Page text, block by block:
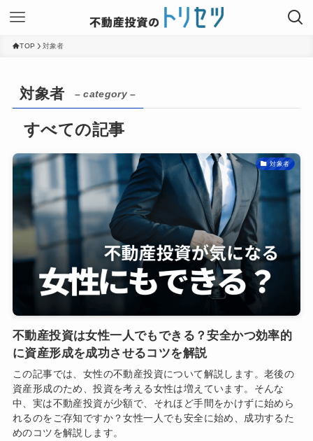
TOP 対象者
対象者 – category –
対象者
不動産投資は女性一人でもできる？安全かつ効率的
に資産形成を成功させるコツを解説
この記事では、女性の不動産投資について解説します。老後の
資産形成のため、投資を考える女性は増えています。そんな
中、実は不動産投資が少額で、それほど手間をかけずに始めら
れるのをご存知ですか？女性一人でも安全に始め、成功するた
めのコツを解説します。